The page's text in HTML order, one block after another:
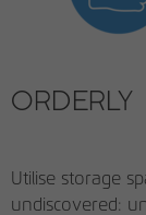
ORDERLY
Utilise storage
undiscovered: